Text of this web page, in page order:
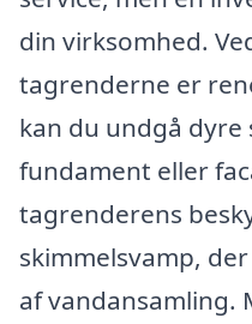
din virksomhed.
tagrenderne er
kan du undgå dyre
fundament eller
tagrenderens
skimmelsvamp,
af vandansamling.